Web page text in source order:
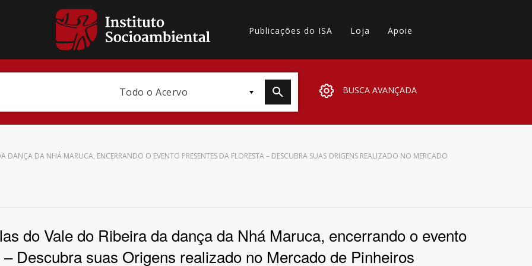
Publicações do ISA Loja Apoie
Todo o Acervo BUSCA AVANÇADA
Subtema
DA NHÁ MARUCA, ENCERRANDO O EVENTO PRESENTES DA FLORESTA – DESCUBRA SUAS ORIGENS REALIZADO NO MERCADO
do Vale do Ribeira da dança da Nhá Maruca, encerrando o evento
Descubra suas Origens realizado no Mercado de Pinheiros